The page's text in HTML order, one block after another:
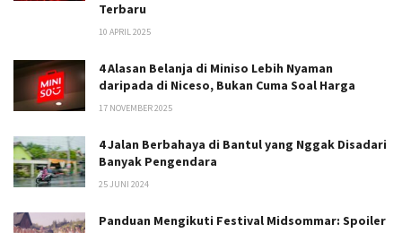
Terbaru
10 APRIL 2025
4 Alasan Belanja di Miniso Lebih Nyaman
daripada di Niceso, Bukan Cuma Soal Harga
17 NOVEMBER 2025
4 Jalan Berbahaya di Bantul yang Nggak Disadari
Banyak Pengendara
25 JUNI 2024
Panduan Mengikuti Festival Midsommar: Spoiler